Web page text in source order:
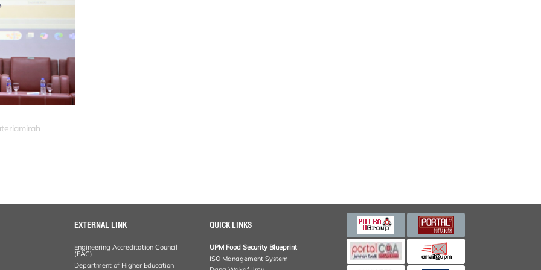
EXTERNAL LINK
Engineering Accreditation Council
(EAC)
Department of Higher Education
QUICK LINKS
UPM Food Security Blueprint
ISO Management System